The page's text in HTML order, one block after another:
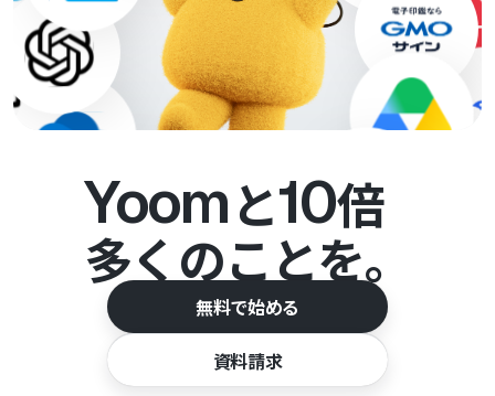
Yoomと10倍
多くのことを。
無料で始める
資料請求